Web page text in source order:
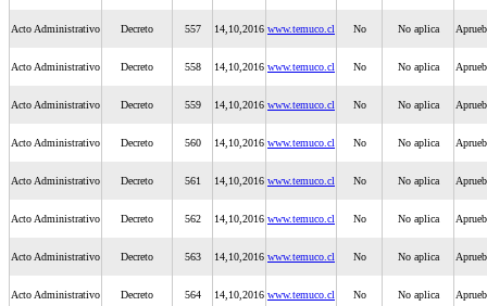
Acto Administrativo Decreto 557 14,10,2016 www.temuco.cl No No aplica
Acto Administrativo Decreto 558 14,10,2016 www.temuco.cl No No aplica
Acto Administrativo Decreto 559 14,10,2016 www.temuco.cl No No aplica
Acto Administrativo Decreto 560 14,10,2016 www.temuco.cl No No aplica
Acto Administrativo Decreto 561 14,10,2016 www.temuco.cl No No aplica
Acto Administrativo Decreto 562 14,10,2016 www.temuco.cl No No aplica
Acto Administrativo Decreto 563 14,10,2016 www.temuco.cl No No aplica
Acto Administrativo Decreto 564 14,10,2016 www.temuco.cl No No aplica